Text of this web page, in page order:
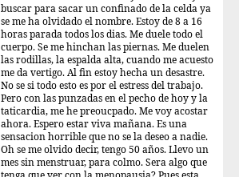
buscar para sacar un confinado de la celda ya
se me ha olvidado el nombre. Estoy de 8 a 16
horas parada todos los dias. Me duele todo el
cuerpo. Se me hinchan las piernas. Me duelen
las rodillas, la espalda alta, cuando me acuesto
me da vertigo. Al fin estoy hecha un desastre.
No se si todo esto es por el estress del trabajo.
Pero con las punzadas en el pecho de hoy y la
taticardia, me he preoucpado. Me voy acostar
ahora. Espero estar viva mañana. Es una
sensacion horrible que no se la deseo a nadie.
Oh se me olvido decir, tengo 50 años. Llevo un
mes sin menstruar, para colmo. Sera algo que